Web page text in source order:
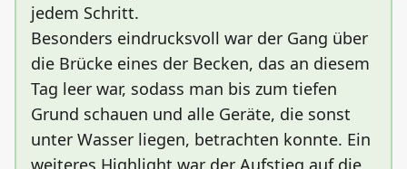
jedem Schritt.
Besonders eindrucksvoll war der Gang über
die Brücke eines der Becken, das an diesem
Tag leer war, sodass man bis zum tiefen
Grund schauen und alle Geräte, die sonst
unter Wasser liegen, betrachten konnte. Ein